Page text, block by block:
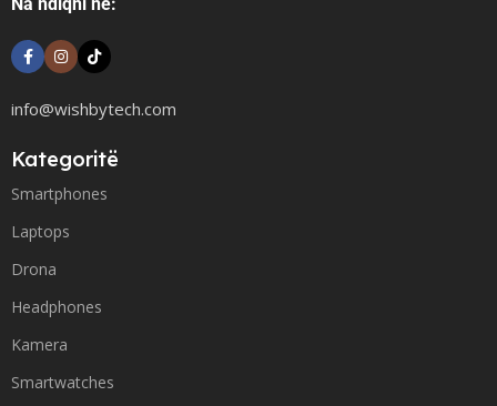
info@wishbytech.com
Kategoritë
Smartphones
Laptops
Drona
Headphones
Kamera
Smartwatches